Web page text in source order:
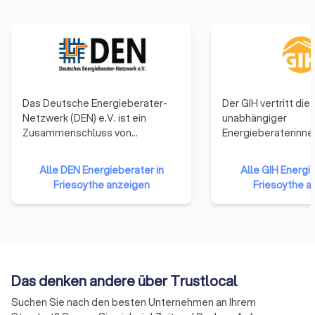
Das Deutsche Energieberater-
Netzwerk (DEN) e.V. ist ein
Zusammenschluss von
Planungsbüros,
Handwerksmeistern und
Technikern. Alle Mitglieder
verbindet das gemeinsame
Mittlerweile hat sich das
Netzwerk weiterentwickelt und
unter den Mitgliedern sind viele
Alle DEN Energieberater in
Friesoythe anzeigen
Der GIH vertritt die
unabhängiger
Der
regional
Dachverband von 13
Mitgliedsvereinen
Techniker,
Architekten und
Alle GIH
Friesoythe
Das denken andere über Trustlocal
Suchen Sie nach den besten Unternehmen an Ihrem